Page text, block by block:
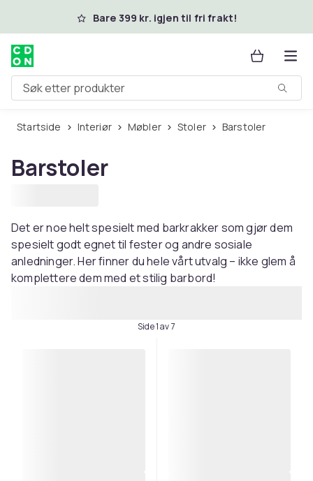
Hopp til hovedinnholdBare 399 kr. igjen til fri frakt!
Søk etter produkter
Startside Interiør Møbler Stoler Barstoler
Barstoler
Det er noe helt spesielt med barkrakker som gjør dem
spesielt godt egnet til fester og andre sosiale
anledninger. Her finner du hele vårt utvalg – ikke glem å
komplettere dem med et stilig barbord!
Side 1 av 7